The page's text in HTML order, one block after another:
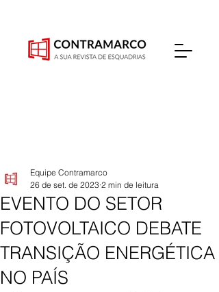
EVENTO DO SETOR
FOTOVOLTAICO DEBATE
TRANSIÇÃO ENERGÉTICA
NO PAÍS
Equipe Contramarco
26 de set. de 2023 2 min de leitura